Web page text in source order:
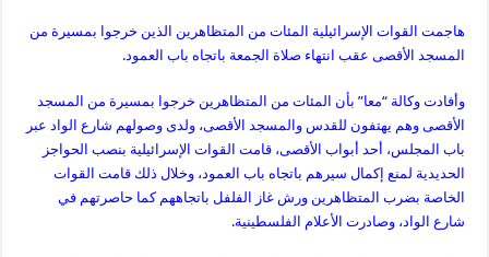
هاجمت القوات الإسرائيلية المئات من المتظاهرين الذين خرجوا بمسيرة من
المسجد الأقصى عقب انتهاء صلاة الجمعة باتجاه باب العمود.
وأفادت وكالة “معا” بأن المئات من المتظاهرين خرجوا بمسيرة من المسجد
الأقصى وهم يهتفون للقدس والمسجد الأقصى، ولدى وصولهم شارع الواد عبر
باب المجلس، أحد أبواب الأقصى، قامت القوات الإسرائيلية بنصب الحواجز
الحديدية لمنع إكمال سيرهم باتجاه باب العمود، وخلال ذلك قامت القوات
الخاصة بضرب المتظاهرين ورش غاز الفلفل باتجاههم كما حاصرتهم في
شارع الواد، وصادرت الأعلام الفلسطينية.